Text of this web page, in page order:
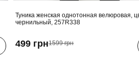
Туника женская однотонная велюровая,
чернильный, 257R338
499 грн1599 грн